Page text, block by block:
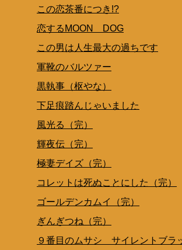
この恋茶番につき!?
恋するMOON DOG
この男は人生最大の過ちです
軍靴のバルツァー
黒執事（枢やな）
下足痕踏んじゃいました
風光る（完）
輝夜伝（完）
極妻デイズ（完）
コレットは死ぬことにした（完）
ゴールデンカムイ（完）
ぎんぎつね（完）
９番目のムサシ サイレントブラ